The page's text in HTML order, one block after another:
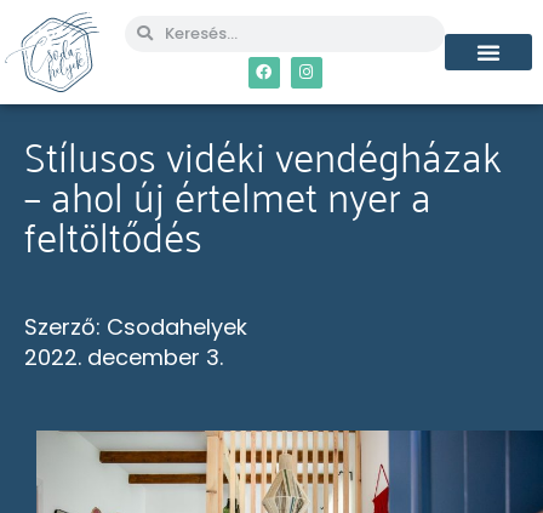
Stílusos vidéki vendégházak
– ahol új értelmet nyer a
feltöltődés
Szerző: Csodahelyek
2022. december 3.